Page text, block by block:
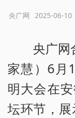
2025-06-10
央广网
央广网
家慧）6月
明大会在
坛环节，